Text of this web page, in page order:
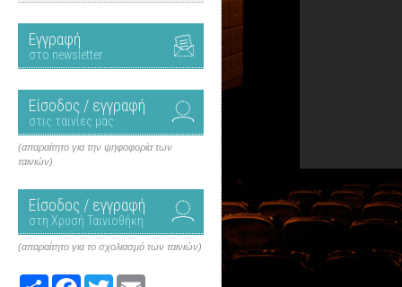
Εγγραφή
στο newsletter
Είσοδος / εγγραφή
στις ταινίες μας
(απαραίτητο για την ψηφοφορία των
ταινιών)
Είσοδος / εγγραφή
στη Χρυσή Ταινιοθήκη
(απαραίτητο για το σχολιασμό των ταινιών)
Share FacebookTwitter